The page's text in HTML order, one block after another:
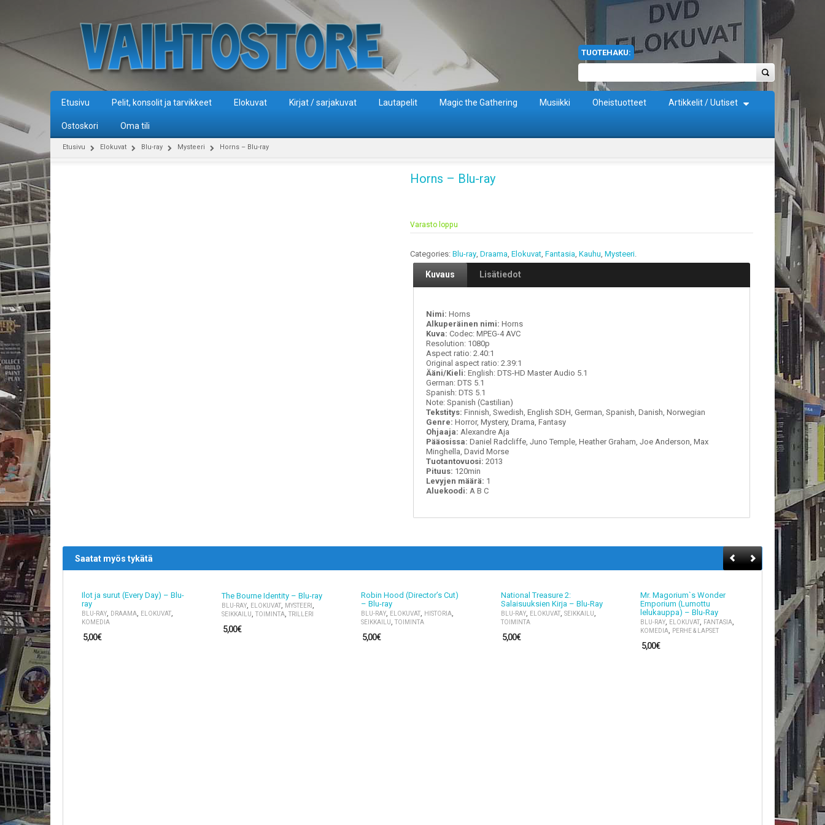
TUOTEHAKU:
Etusivu Pelit, konsolit ja tarvikkeet Elokuvat Kirjat / sarjakuvat Lautapelit Magic the Gathering Musiikki Oheistuotteet Artikkelit / Uutiset
Ostoskori Oma tili
Etusivu Elokuvat Blu-ray Mysteeri Horns – Blu-ray
Horns – Blu-ray
Varasto loppu
Categories: Blu-ray, Draama, Elokuvat, Fantasia, Kauhu, Mysteeri.
Kuvaus Lisätiedot
Nimi: Horns
Alkuperäinen nimi: Horns
Kuva: Codec: MPEG-4 AVC
Resolution: 1080p
Aspect ratio: 2.40:1
Original aspect ratio: 2.39:1
Ääni/Kieli: English: DTS-HD Master Audio 5.1
German: DTS 5.1
Spanish: DTS 5.1
Note: Spanish (Castilian)
Tekstitys: Finnish, Swedish, English SDH, German, Spanish, Danish, Norwegian
Genre: Horror, Mystery, Drama, Fantasy
Ohjaaja: Alexandre Aja
Pääosissa: Daniel Radcliffe, Juno Temple, Heather Graham, Joe Anderson, Max
Minghella, David Morse
Tuotantovuosi: 2013
Pituus: 120min
Levyjen määrä: 1
Aluekoodi: A B C
Saatat myös tykätä
Ilot ja surut (Every Day) – Blu-
ray
BLU-RAY, DRAAMA, ELOKUVAT,
KOMEDIA
5,00€
The Bourne Identity – Blu-ray
BLU-RAY, ELOKUVAT, MYSTEERI ,
SEIKKAILU, TOIMINTA, TRILLERI
5,00€
Robin Hood (Director’s Cut)
– Blu-ray
BLU-RAY, ELOKUVAT, HISTORIA,
SEIKKAILU,TOIMINTA
5,00€
National Treasure 2:
Salaisuuksien Kirja – Blu-Ray
BLU-RAY, ELOKUVAT, SEIKKAILU,
TOIMINTA
5,00€
Mr. Magorium`s Wonder
Emporium (Lumottu
lelukauppa) – Blu-Ray
BLU-RAY, ELOKUVAT, FANTASIA,
KOMEDIA, PERHE & LAPSET
5,00€
Risto
BLU-RAY
KOTIMAISET ,
5,00 €